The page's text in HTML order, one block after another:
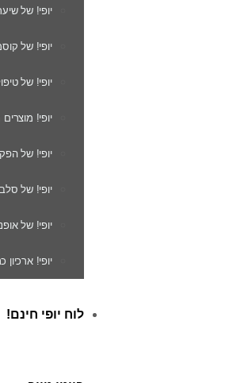
יופי! של
יופי! של
יופי! של
יופי!
יופי! של
יופי! של
יופי! של
יופי! ארכיון
לוח יופי חינם!